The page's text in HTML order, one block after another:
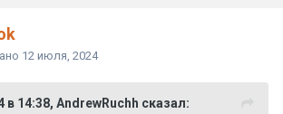
12 июля, 2024
в 14:38, AndrewRuchh сказал: